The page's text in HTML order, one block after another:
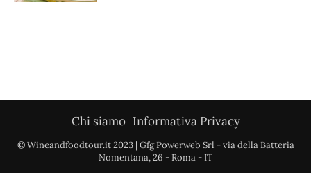
Chi siamo Informativa Privacy
© Wineandfoodtour.it 2023 | Gfg Powerweb Srl - via della Batteria
Nomentana, 26 - Roma - IT